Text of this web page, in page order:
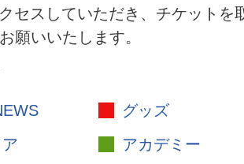
セスしていただき、チケットを
願いいたします。
グッズ
アカデミー